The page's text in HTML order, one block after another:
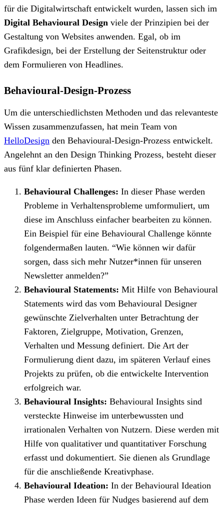
für die Digitalwirtschaft entwickelt wurden, lassen sich im
Digital Behavioural Design viele der Prinzipien bei der
Gestaltung von Websites anwenden. Egal, ob im
Grafikdesign, bei der Erstellung der Seitenstruktur oder
dem Formulieren von Headlines.
Behavioural-Design-Prozess
Um die unterschiedlichsten Methoden und das relevanteste
Wissen zusammenzufassen, hat mein Team von
HelloDesign den Behavioural-Design-Prozess entwickelt.
Angelehnt an den Design Thinking Prozess, besteht dieser
aus fünf klar definierten Phasen.
Behavioural Challenges: In dieser Phase werden
Probleme in Verhaltensprobleme umformuliert, um
diese im Anschluss einfacher bearbeiten zu können.
Ein Beispiel für eine Behavioural Challenge könnte
folgendermaßen lauten. “Wie können wir dafür
sorgen, dass sich mehr Nutzer*innen für unseren
Newsletter anmelden?”
Behavioural Statements: Mit Hilfe von Behavioural
Statements wird das vom Behavioural Designer
gewünschte Zielverhalten unter Betrachtung der
Faktoren, Zielgruppe, Motivation, Grenzen,
Verhalten und Messung definiert. Die Art der
Formulierung dient dazu, im späteren Verlauf eines
Projekts zu prüfen, ob die entwickelte Intervention
erfolgreich war.
Behavioural Insights: Behavioural Insights sind
versteckte Hinweise im unterbewussten und
irrationalen Verhalten von Nutzern. Diese werden mit
Hilfe von qualitativer und quantitativer Forschung
erfasst und dokumentiert. Sie dienen als Grundlage
für die anschließende Kreativphase.
Behavioural Ideation: In der Behavioural Ideation
Phase werden Ideen für Nudges basierend auf dem